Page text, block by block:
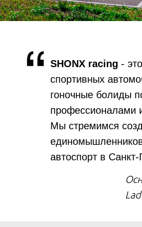
SHONX racing -
спортивных
гоночные болиды
профессионалами
Мы стремимся
автоспорт в